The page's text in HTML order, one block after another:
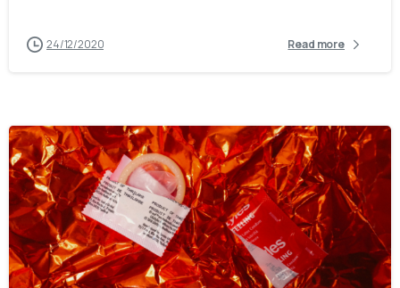
24/12/2020 Read more
0 0